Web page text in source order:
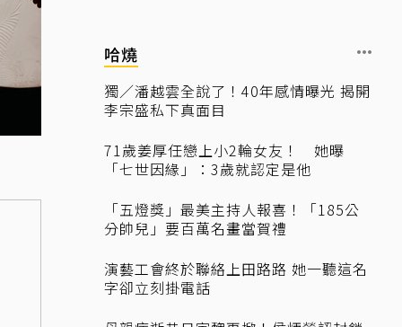
哈燒
獨／潘越雲全說了！40年感情曝光 揭開
李宗盛私下真面目
71歲姜厚任戀上小2輪女友！ 她曝
「七世因緣」：3歲就認定是他
「五燈獎」最美主持人報喜！「185公
分帥兒」要百萬名畫當賀禮
演藝工會終於聯絡上田路路 她一聽這名
字卻立刻掛電話